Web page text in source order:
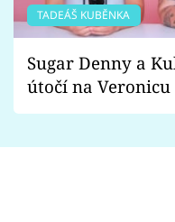
TADEÁŠ KUBĚNKA
Sugar Denny a
útočí na Veronicu
Proč je podle